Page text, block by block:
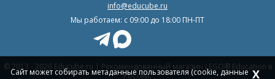
info@educube.ru
Мы работаем: c 09:00 до 18:00 ПН-ПТ
© 2013 - 2026 Educube.ru | Рекомендованный магазин LEGO® Education в
России.
X
Сайт может собирать метаданные пользователя (cookie, данные